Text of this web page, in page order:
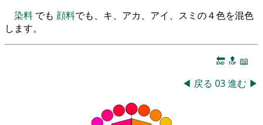
染料 でも 顔料でも、キ、アカ、アイ、スミの４色を混色
します。
🔚 🔝 📖
◀ 戻る 03進む ▶